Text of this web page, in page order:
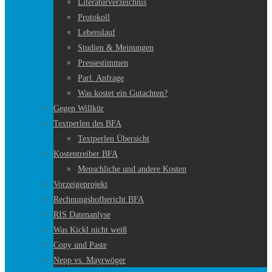
Literaturverzeichnis
Protokoll
Lebenslauf
Studien & Meinungen
Pressestimmen
Parl. Anfrage
Was kostet ein Gutachten?
Gegen Willkür
Textperlen des BFA
Textperlen Übersicht
Kostentreiber BFA
Menschliche und andere Kosten
Vorzeigeprojekt
Rechnungshofbericht BFA
RIS Datenanlyse
Was Kickl nicht weiß
Copy und Paste
Nepp vs. Mayrwöger